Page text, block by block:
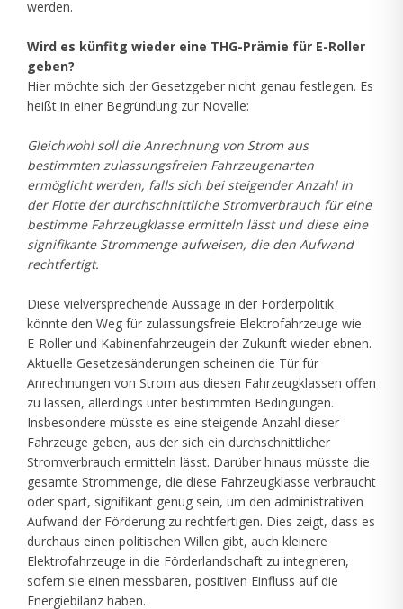
werden.
Wird es künfitg wieder eine THG-Prämie für E-Roller
geben?
Hier möchte sich der Gesetzgeber nicht genau festlegen. Es
heißt in einer Begründung zur Novelle:
Gleichwohl soll die Anrechnung von Strom aus
bestimmten zulassungsfreien Fahrzeugenarten
ermöglicht werden, falls sich bei steigender Anzahl in
der Flotte der durchschnittliche Stromverbrauch für eine
bestimme Fahrzeugklasse ermitteln lässt und diese eine
signifikante Strommenge aufweisen, die den Aufwand
rechtfertigt.
Diese vielversprechende Aussage in der Förderpolitik
könnte den Weg für zulassungsfreie Elektrofahrzeuge wie
E-Roller und Kabinenfahrzeugein der Zukunft wieder ebnen.
Aktuelle Gesetzesänderungen scheinen die Tür für
Anrechnungen von Strom aus diesen Fahrzeugklassen offen
zu lassen, allerdings unter bestimmten Bedingungen.
Insbesondere müsste es eine steigende Anzahl dieser
Fahrzeuge geben, aus der sich ein durchschnittlicher
Stromverbrauch ermitteln lässt. Darüber hinaus müsste die
gesamte Strommenge, die diese Fahrzeugklasse verbraucht
oder spart, signifikant genug sein, um den administrativen
Aufwand der Förderung zu rechtfertigen. Dies zeigt, dass es
durchaus einen politischen Willen gibt, auch kleinere
Elektrofahrzeuge in die Förderlandschaft zu integrieren,
sofern sie einen messbaren, positiven Einfluss auf die
Energiebilanz haben.